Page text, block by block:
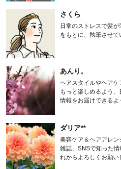
さくら
日常のストレスで髪
をもとに、執筆させて
あんり。
ヘアスタイルやヘア
もっと楽しめるよう
情報をお届けできる
ダリア**
美容ケア＆ヘアアレ
雑誌、SNSで知った
れからよろしくお願い